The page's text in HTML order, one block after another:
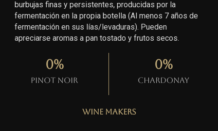
burbujas finas y persistentes, producidas por la
fermentación en la propia botella (Al menos 7 años de
fermentación en sus lías/levaduras). Pueden
apreciarse aromas a pan tostado y frutos secos.
Pinot Noir
0%
Chardonay
0%
Wine Makers